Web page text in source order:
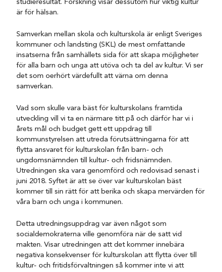
studieresultat. Forskning visar dessutom hur viktig kultur
är för hälsan.
Samverkan mellan skola och kulturskola är enligt Sveriges
kommuner och landsting (SKL) de mest omfattande
insatserna från samhällets sida för att skapa möjligheter
för alla barn och unga att utöva och ta del av kultur. Vi ser
det som oerhört värdefullt att värna om denna
samverkan.
Vad som skulle vara bäst för kulturskolans framtida
utveckling vill vi ta en närmare titt på och därför har vi i
årets mål och budget gett ett uppdrag till
kommunstyrelsen att utreda förutsättningarna för att
flytta ansvaret för kulturskolan från barn- och
ungdomsnämnden till kultur- och fridsnämnden.
Utredningen ska vara genomförd och redovisad senast i
juni 2018. Syftet är att se över var kulturskolan bäst
kommer till sin rätt för att berika och skapa mervärden för
våra barn och unga i kommunen.
Detta utredningsuppdrag var även något som
socialdemokraterna ville genomföra när de satt vid
makten. Visar utredningen att det kommer innebära
negativa konsekvenser för kulturskolan att flytta över till
kultur- och fritidsförvaltningen så kommer inte vi att